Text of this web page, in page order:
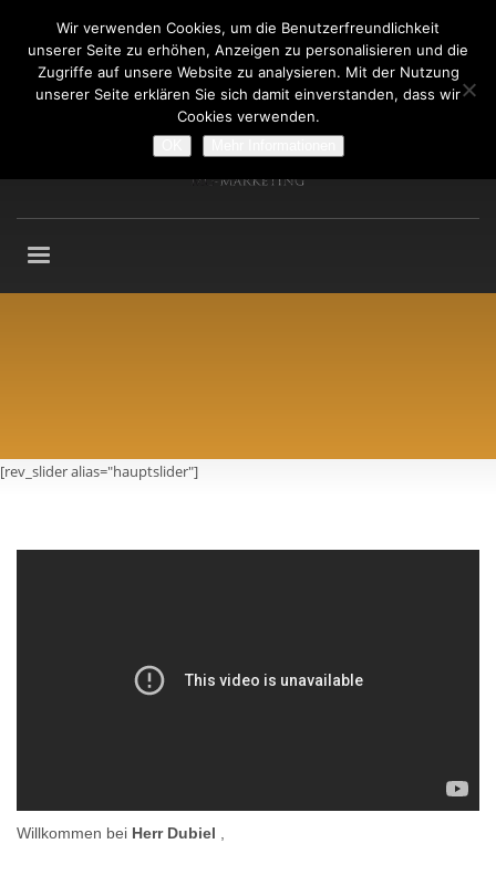
Fragen an: +49 (911) 2165 876
Mo-Fr: 9:00-13:00 Uhr
[rev_slider alias="hauptslider"]
Willkommen bei Herr Dubiel
Wir verwenden Cookies, um die Benutzerfreundlichkeit
unserer Seite zu erhöhen, Anzeigen zu personalisieren und die
Zugriffe auf unsere Website zu analysieren. Mit der Nutzung
unserer Seite erklären Sie sich damit einverstanden, dass wir
Cookies verwenden.